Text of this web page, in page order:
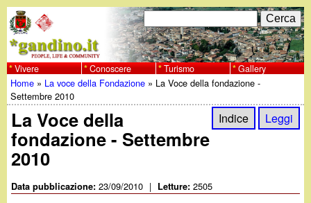
al
contenuto
principale
w
w
w
.
F
o
r
d
r
C
e
r
c
a
Vivere Conoscere Turismo Gallery
Tu
sei
qui
Home » La voce della Fondazione » La Voce della fondazione -
Settembre 2010
Indice Leggi
La Voce della
fondazione - Settembre
2010
Data pubblicazione:23/09/2010 | Letture:2505